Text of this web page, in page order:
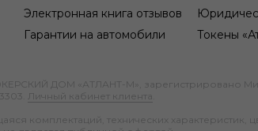
Электронная книга отзывов
Гарантии на автомобили
Токены
ДОМ «АТЛАНТ-М», зарегистрировано
Личный кабинет клиента
комплектаций, технических характеристик,